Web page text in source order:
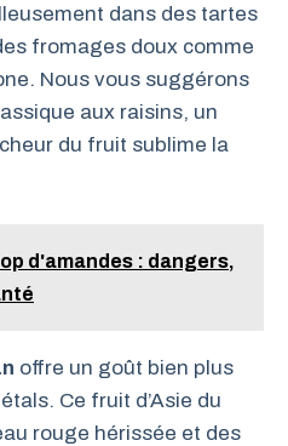
dans des tartes
fromages doux comme
Nous vous suggérons
aux raisins, un
du fruit sublime la
d'amandes : dangers,
offre un goût bien plus
Ce fruit d’Asie du
rouge hérissée et des